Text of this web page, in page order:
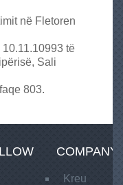
në Fletoren
të
Sali
803.
COMPANY
Kreu